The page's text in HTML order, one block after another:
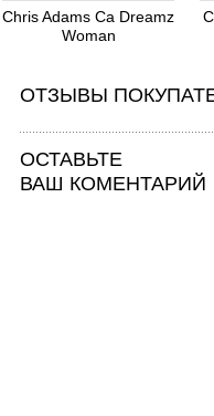
Chris Adams Ca Dreamz
Woman
ОТЗЫВЫ
ОСТАВЬТЕ
ВАШ КОМЕНТАРИЙ